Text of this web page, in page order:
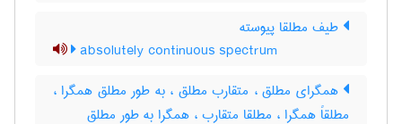
طیف مطلقا پیوسته
absolutely continuous spectrum
همگرای مطلق ، متقارب مطلق ، به طور مطلق همگرا ،
مطلقاً همگرا ، مطلقا متقارب ، همگرا به طور مطلق